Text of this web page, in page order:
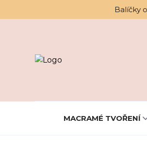
Balíčky
MACRAMÉ TVOŘENÍ